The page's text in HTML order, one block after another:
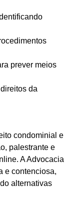
prever meios
da
condominial e
palestrante e
A Advocacia
e contenciosa,
alternativas